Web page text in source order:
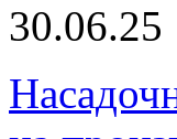
30.06.25